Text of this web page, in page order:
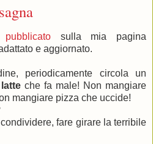
pubblicato sulla mia pagina
e aggiornato.
periodicamente circola un
che fa male! Non mangiare
mangiare pizza che uccide!
fare girare la terribile